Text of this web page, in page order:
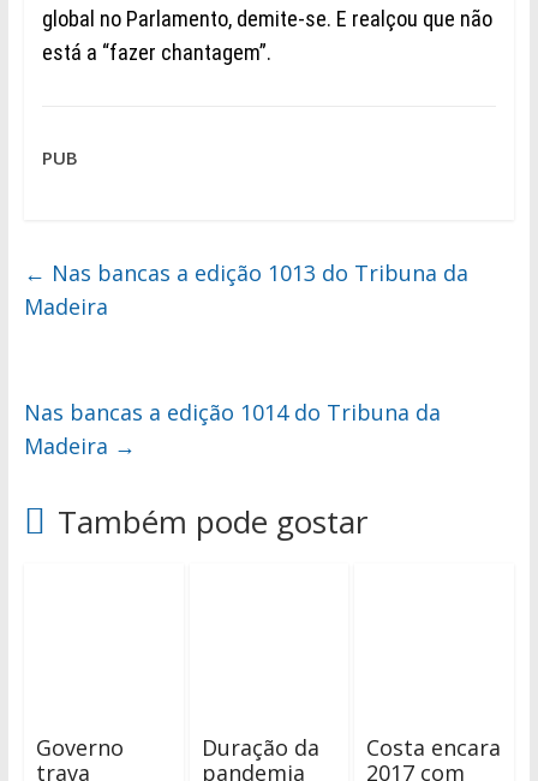
global no Parlamento, demite-se. E realçou que não
está a “fazer chantagem”.
PUB
← Nas bancas a edição 1013 do Tribuna da
Madeira
Nas bancas a edição 1014 do Tribuna da
Madeira →
Também pode gostar
Governo
trava
Duração da
pandemia
Costa encara
2017 com